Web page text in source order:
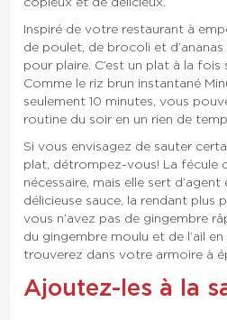
Inspiré de votre restaurant à
de poulet, de brocoli et
pour plaire. C’est un plat à la fois
Comme le riz brun instantané
seulement 10 minutes, vous
routine du soir en un rien de
Si vous envisagez de sauter
plat, détrompez-vous! La fécule
nécessaire, mais elle sert
délicieuse sauce, la rendant plus
vous n’avez pas de gingembre
du gingembre moulu et de l’ail
trouverez dans votre armoire à
Ajoutez-les à la